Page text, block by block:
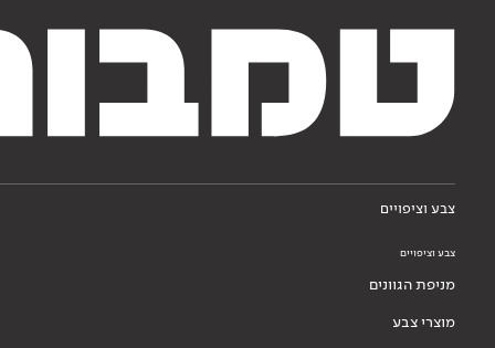
צבע וציפויים
צבע וציפויים
מניפת הגוונים
מוצרי צבע